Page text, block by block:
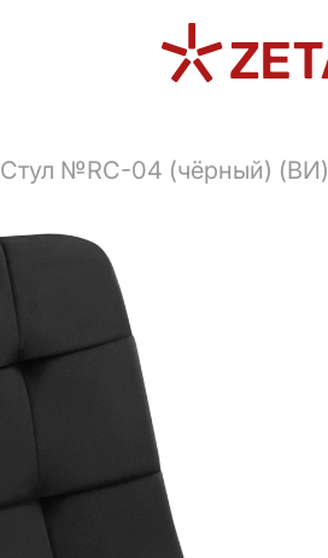
Cтул №RC-04 (чёрный) (ВИ)